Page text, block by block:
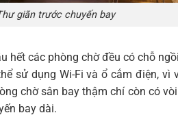
giãn trước chuyến bay
hết các phòng chờ đều có chỗ
sử dụng Wi-Fi và ổ cắm điện, vì
chờ sân bay thậm chí còn có
bay dài.